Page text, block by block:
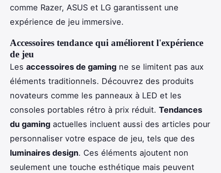
comme Razer, ASUS et LG garantissent une
expérience de jeu immersive.
Accessoires tendance qui améliorent l'expérience
de jeu
Les accessoires de gaming ne se limitent pas aux
éléments traditionnels. Découvrez des produits
novateurs comme les panneaux à LED et les
consoles portables rétro à prix réduit. Tendances
du gaming actuelles incluent aussi des articles pour
personnaliser votre espace de jeu, tels que des
luminaires design. Ces éléments ajoutent non
seulement une touche esthétique mais peuvent